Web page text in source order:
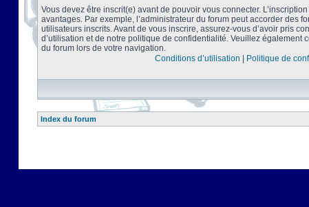
Vous devez être inscrit(e) avant de pouvoir vous connecter.
avantages. Par exemple, l’administrateur du forum peut accorder des
utilisateurs inscrits. Avant de vous inscrire, assurez-vous d’avoir pris
d’utilisation et de notre politique de confidentialité. Veuillez également
du forum lors de votre navigation.
Conditions d’utilisation
Politique de
Index du forum